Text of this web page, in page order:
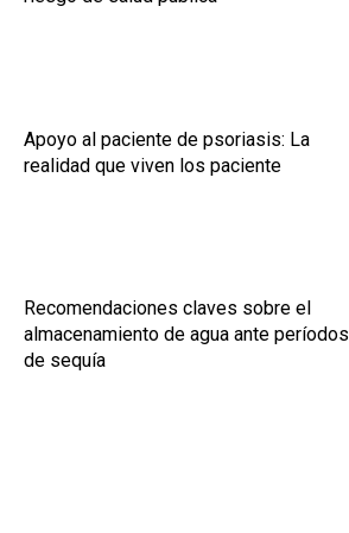
Apoyo al paciente de psoriasis: La
realidad que viven los paciente
Recomendaciones claves sobre el
almacenamiento de agua ante períodos
de sequía